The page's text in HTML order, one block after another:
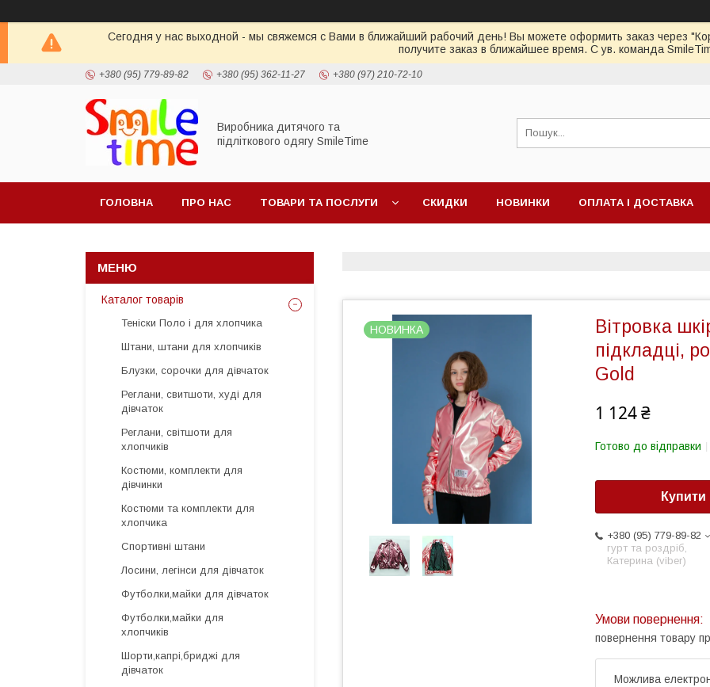
Сегодня у нас выходной - мы свяжемся с Вами в ближайший рабочий день! Вы можете оформить заказ через
получите заказ в ближайшее время. С ув. команда
+380 (95) 779-89-82 +380 (95) 362-11-27 +380 (97) 210-72-10
Виробника дитячого та
підліткового одягу SmileTime
ГОЛОВНА ПРО НАС ТОВАРИ ТА ПОСЛУГИ СКИДКИ НОВИНКИ ОПЛАТА І ДОСТАВКА
НОВИНКА
Вітровка
підкладці,
Gold
1 124 ₴
Готово до відправки
Купити
+380 (95) 779-89-82
гурт та роздріб,
Катерина (viber)
повернення товару
Каталог товарів
Теніски Поло і для хлопчика
Штани, штани для хлопчиків
Блузки, сорочки для дівчаток
Реглани, свитшоти, худі для
дівчаток
Реглани, світшоти для
хлопчиків
Костюми, комплекти для
дівчинки
Костюми та комплекти для
хлопчика
Спортивні штани
Лосини, легінси для дівчаток
Футболки,майки для дівчаток
Футболки,майки для
хлопчиків
Шорти,капрі,бриджі для
дівчаток